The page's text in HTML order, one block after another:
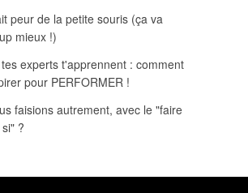
peur de la petite souris (ça va
mieux !)
experts t'apprennent : comment
pour PERFORMER !
faisions autrement, avec le "faire
?